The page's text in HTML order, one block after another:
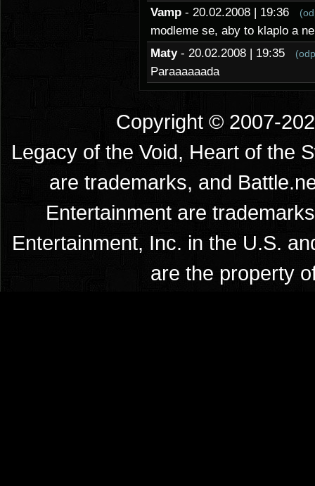
Vamp - 20.02.2008 | 19:36
modleme se, aby to klaplo a
Maty - 20.02.2008 | 19:35
Paraaaaaada
Copyright © 2007-
Legacy of the Void, Heart of the
are trademarks, and
Entertainment are
Entertainment, Inc. in the U.S.
are the property